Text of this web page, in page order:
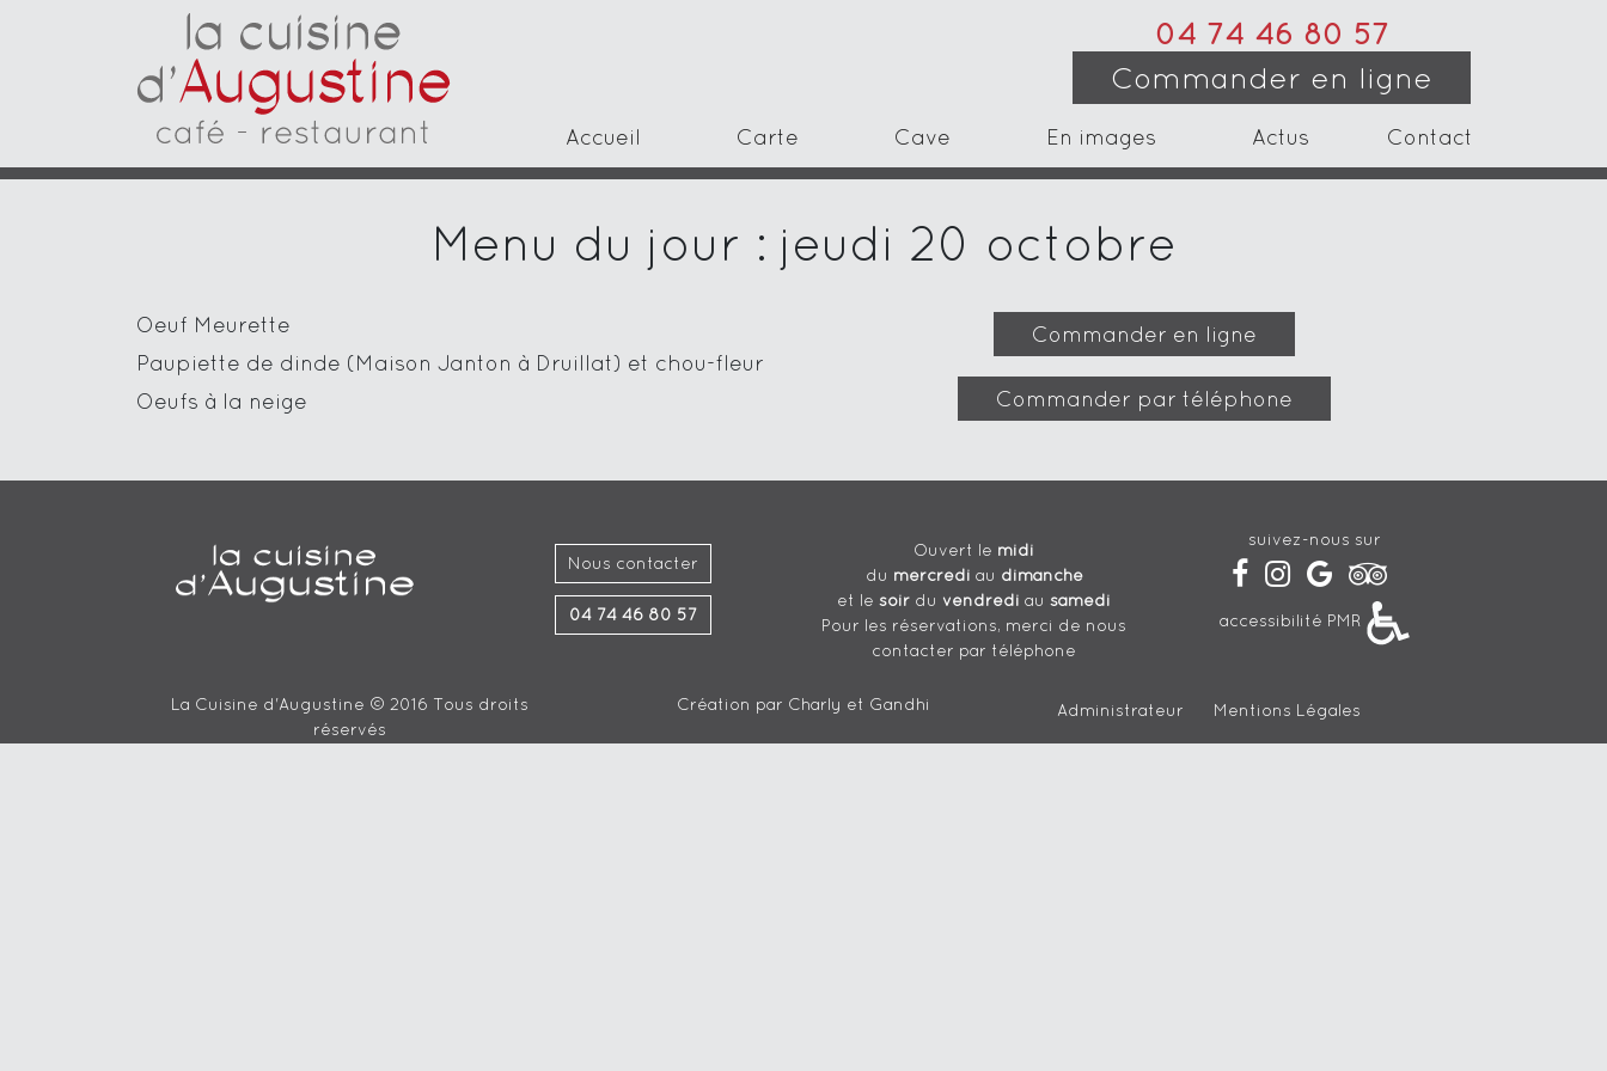
04 74 46 80 57
Commander en ligne
Accueil Carte Cave En images Actus Contact
Menu du jour : jeudi 20 octobre
Oeuf Meurette
Paupiette de dinde (Maison Janton à Druillat) et chou-fleur
Oeufs à la neige
Commander en ligne
Commander par téléphone
Nous contacter
04 74 46 80 57
Ouvert le midi
du mercredi au dimanche
et le soir du vendredi au samedi
Pour les réservations, merci de nous
contacter par téléphone
suivez-nous sur
accessibilité PMR
La Cuisine d'Augustine © 2016 Tous droits
réservés
Création par Charly et Gandhi Administrateur Mentions Légales